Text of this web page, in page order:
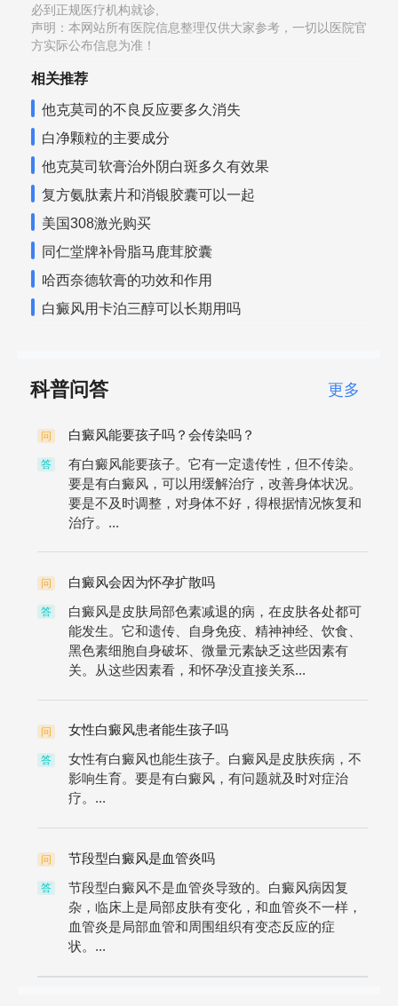
必到正规医疗机构就诊,
声明：本网站所有医院信息整理仅供大家参考，一切以医院官
方实际公布信息为准！
相关推荐
他克莫司的不良反应要多久消失
白净颗粒的主要成分
他克莫司软膏治外阴白斑多久有效果
复方氨肽素片和消银胶囊可以一起
美国308激光购买
同仁堂牌补骨脂马鹿茸胶囊
哈西奈德软膏的功效和作用
白癜风用卡泊三醇可以长期用吗
科普问答 更多
问 白癜风能要孩子吗？会传染吗？
答
有白癜风能要孩子。它有一定遗传性，但不传染。
要是有白癜风，可以用缓解治疗，改善身体状况。
要是不及时调整，对身体不好，得根据情况恢复和
治疗。...
问 白癜风会因为怀孕扩散吗
答
白癜风是皮肤局部色素减退的病，在皮肤各处都可
能发生。它和遗传、自身免疫、精神神经、饮食、
黑色素细胞自身破坏、微量元素缺乏这些因素有
关。从这些因素看，和怀孕没直接关系...
问 女性白癜风患者能生孩子吗
答
女性有白癜风也能生孩子。白癜风是皮肤疾病，不
影响生育。要是有白癜风，有问题就及时对症治
疗。...
问 节段型白癜风是血管炎吗
答
节段型白癜风不是血管炎导致的。白癜风病因复
杂，临床上是局部皮肤有变化，和血管炎不一样，
血管炎是局部血管和周围组织有变态反应的症
状。...